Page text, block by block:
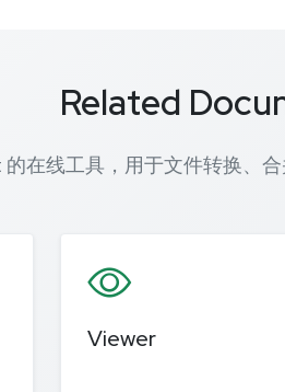
Related
在线工具，用于文件转换、
Viewer